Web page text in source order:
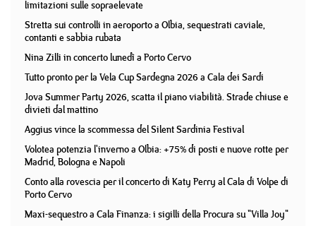
limitazioni sulle sopraelevate
Stretta sui controlli in aeroporto a Olbia, sequestrati caviale,
contanti e sabbia rubata
Nina Zilli in concerto lunedì a Porto Cervo
Tutto pronto per la Vela Cup Sardegna 2026 a Cala dei Sardi
Jova Summer Party 2026, scatta il piano viabilità. Strade chiuse e
divieti dal mattino
Aggius vince la scommessa del Silent Sardinia Festival
Volotea potenzia l'inverno a Olbia: +75% di posti e nuove rotte per
Madrid, Bologna e Napoli
Conto alla rovescia per il concerto di Katy Perry al Cala di Volpe di
Porto Cervo
Maxi-sequestro a Cala Finanza: i sigilli della Procura su "Villa Joy"